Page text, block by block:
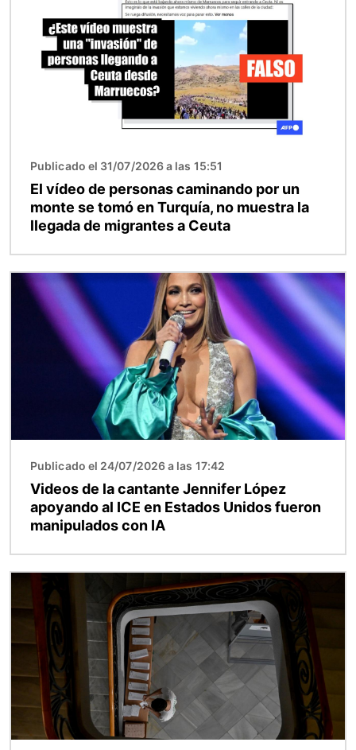
Publicado el 31/07/2026 a las 15:51
El vídeo de personas caminando por un
monte se tomó en Turquía, no muestra la
llegada de migrantes a Ceuta
Imagen
Publicado el 24/07/2026 a las 17:42
Videos de la cantante Jennifer López
apoyando al ICE en Estados Unidos fueron
manipulados con IA
Imagen